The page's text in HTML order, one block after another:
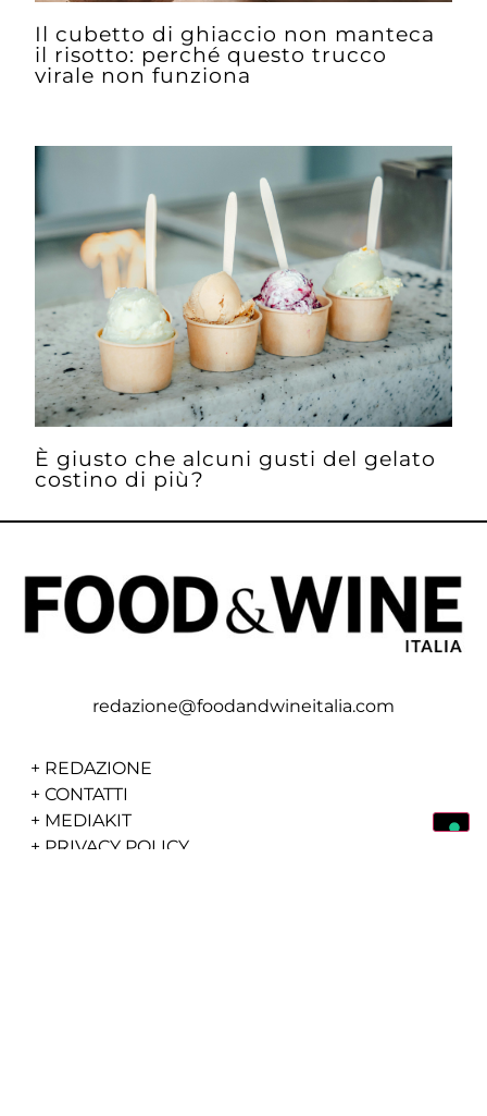
Il cubetto di ghiaccio non manteca
il risotto: perché questo trucco
virale non funziona
È giusto che alcuni gusti del gelato
costino di più?
redazione@foodandwineitalia.com
+ REDAZIONE
+ CONTATTI
+ MEDIAKIT
+ PRIVACY POLICY